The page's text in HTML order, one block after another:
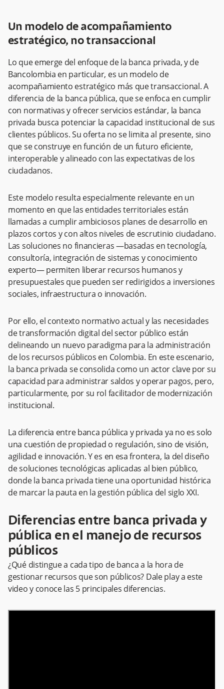
Un modelo de acompañamiento
estratégico, no transaccional
Lo que emerge del enfoque de la banca privada, y de
Bancolombia en particular, es un modelo de
acompañamiento estratégico más que transaccional. A
diferencia de la banca pública, que se enfoca en cumplir
con normativas y ofrecer servicios estándar, la banca
privada busca potenciar la capacidad institucional de sus
clientes públicos. Su oferta no se limita al presente, sino
que se construye en función de un futuro eficiente,
interoperable y alineado con las expectativas de los
ciudadanos.
Este modelo resulta especialmente relevante en un
momento en que las entidades territoriales están
llamadas a cumplir ambiciosos planes de desarrollo en
plazos cortos y con altos niveles de escrutinio ciudadano.
Las soluciones no financieras —basadas en tecnología,
consultoría, integración de sistemas y conocimiento
experto— permiten liberar recursos humanos y
presupuestales que pueden ser redirigidos a inversiones
sociales, infraestructura o innovación.
Por ello, el contexto normativo actual y las necesidades
de transformación digital del sector público están
delineando un nuevo paradigma para la administración
de los recursos públicos en Colombia. En este escenario,
la banca privada se consolida como un actor clave por su
capacidad para administrar saldos y operar pagos, pero,
particularmente, por su rol facilitador de modernización
institucional.
La diferencia entre banca pública y privada ya no es solo
una cuestión de propiedad o regulación, sino de visión,
agilidad e innovación. Y es en esa frontera, la del diseño
de soluciones tecnológicas aplicadas al bien público,
donde la banca privada tiene una oportunidad histórica
de marcar la pauta en la gestión pública del siglo XXI.
Diferencias entre banca privada y
pública en el manejo de recursos
públicos
¿Qué distingue a cada tipo de banca a la hora de
gestionar recursos que son públicos? Dale play a este
video y conoce las 5 principales diferencias.